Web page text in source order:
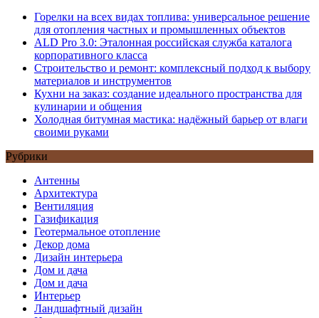
Горелки на всех видах топлива: универсальное решение
для отопления частных и промышленных объектов
ALD Pro 3.0: Эталонная российская служба каталога
корпоративного класса
Строительство и ремонт: комплексный подход к выбору
материалов и инструментов
Кухни на заказ: создание идеального пространства для
кулинарии и общения
Холодная битумная мастика: надёжный барьер от влаги
своими руками
Рубрики
Антенны
Архитектура
Вентиляция
Газификация
Геотермальное отопление
Декор дома
Дизайн интерьера
Дом и дача
Дом и дача
Интерьер
Ландшафтный дизайн